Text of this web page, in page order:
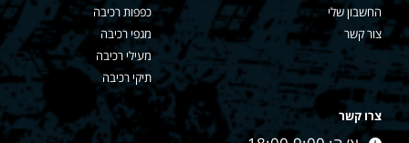
החשבון שלי
צור קשר
כפפות רכיבה
מגפי רכיבה
מעילי רכיבה
תיקי רכיבה
צרו קשר